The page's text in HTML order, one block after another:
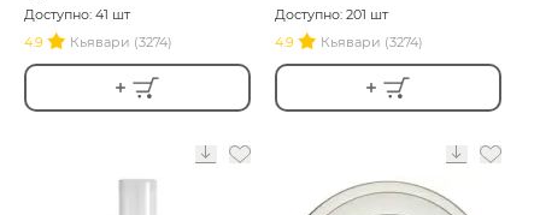
Доступно: 41 шт
4.9
Кьявари (3274)
Доступно: 201 шт
4.9
Кьявари (3274)